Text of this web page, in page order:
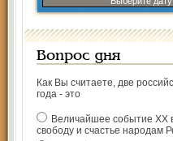
Вопрос дня
Как Вы считаете, две
года - это
Величайшее событие ХХ
свободу и счастье народам